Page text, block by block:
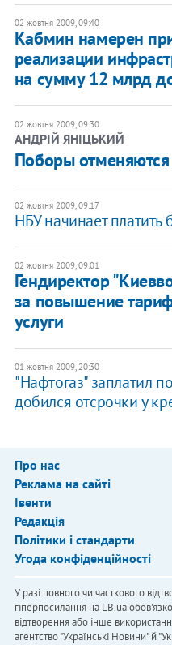
02 жовтня 2009, 09:40
Кабмин намерен
реализации
на сумму 12 млрд
02 жовтня 2009, 09:30
АНДРІЙ ЯНІЦЬКИЙ
Поборы отменяются
02 жовтня 2009, 09:17
НБУ начинает платить
02 жовтня 2009, 09:01
Гендиректор
за повышение
услуги
01 жовтня 2009, 20:30
"Нафтогаз" заплатил
добился отсрочки у
Про нас
Реклама на сайті
Івенти
Редакція
Політики і стандарти
Угода конфіденційності
У разі повного чи часткового
гіперпосилання на LB.ua
відтворення або інше
агентство "Українськi Новини" й